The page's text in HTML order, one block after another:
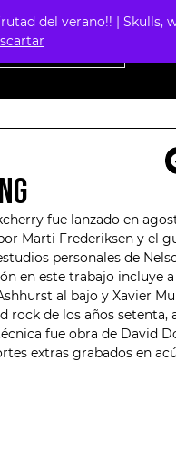
del verano!! | Skulls,
fue lanzado en
Marti Frederiksen y el
personales de
en este trabajo incluye a
al bajo y Xavier
de los años setenta,
fue obra de David
extras grabados en